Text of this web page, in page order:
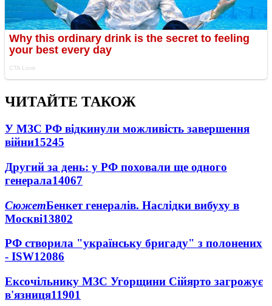
ЧИТАЙТЕ ТАКОЖ
У МЗС РФ відкинули можливість завершення
війни15245
Другий за день: у РФ поховали ще одного
генерала14067
СюжетБенкет генералів. Наслідки вибуху в
Москві13802
РФ створила "українську бригаду" з полонених
- ISW12086
Ексочільнику МЗС Угорщини Сійярто загрожує
в'язниця11901